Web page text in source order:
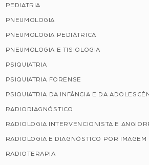
PEDIATRIA
PNEUMOLOGIA
PNEUMOLOGIA PEDIÁTRICA
PNEUMOLOGIA E TISIOLOGIA
PSIQUIATRIA
PSIQUIATRIA FORENSE
PSIQUIATRIA DA INFÂNCIA E DA
RADIODIAGNÓSTICO
RADIOLOGIA INTERVENCIONISTA E
RADIOLOGIA E DIAGNÓSTICO POR IMAGEM
RADIOTERAPIA